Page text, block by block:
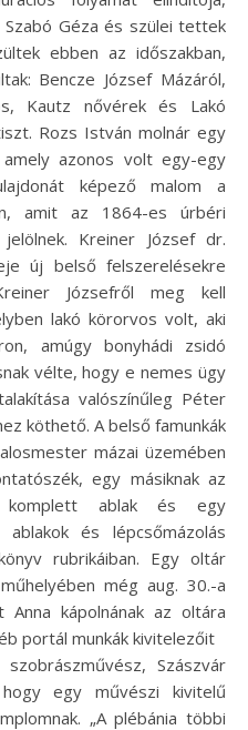
Géza és szülei tettek
ebben az időszakban,
Bencze József Mázáról,
Kautz nővérek és Lakó
Rozs István molnár egy
azonos volt egy-egy
képező malom a
amit az 1864-es úrbéri
Kreiner József dr.
új belső felszerelésekre
Józsefről meg kell
lakó körorvos volt, aki
amúgy bonyhádi zsidó
vélte, hogy e nemes ügy
valószínűleg Péter
köthető. A belső famunkák
mázai üzemében
egy másiknak az
komplett ablak és egy
és lépcsőmázolás
rubrikáiban. Egy oltár
még aug. 30.-a
kápolnának az oltára
portál munkák kivitelezőit
Szászvár
egy művészi kivitelű
„A plébánia többi